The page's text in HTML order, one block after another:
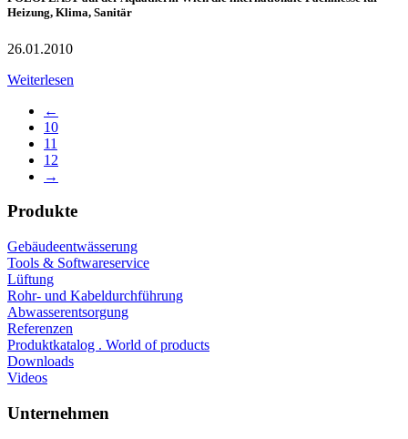
Heizung, Klima, Sanitär
26.01.2010
Weiterlesen
←
10
11
12
→
Produkte
Gebäudeentwässerung
Tools & Softwareservice
Lüftung
Rohr- und Kabeldurchführung
Abwasserentsorgung
Referenzen
Produktkatalog . World of products
Downloads
Videos
Unternehmen